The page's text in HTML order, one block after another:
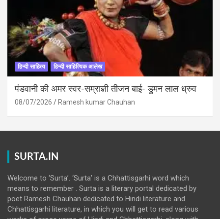
हिन्दी साहित्य हिन्दी साहित्यिक आलेख
पंडवानी की अमर स्वर-सम्राज्ञी तीजन बाई- डुमन लाल ध्रुव
08/07/2026 Ramesh kumar Chauhan
SURTA.IN
Welcome to ‘Surta’. ‘Surta’ is a Chhattisgarhi word which
means to remember . Surta is a literary portal dedicated by
poet Ramesh Chauhan dedicated to Hindi literature and
Chhattisgarhi literature, in which you will get to read various